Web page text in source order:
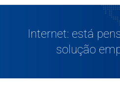
Internet: está
solução